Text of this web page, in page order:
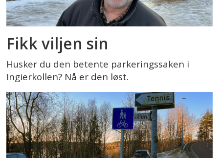
Fikk viljen sin
Husker du den betente parkeringssaken i
Ingierkollen? Nå er den løst.